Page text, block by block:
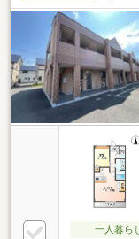
一人暮ら